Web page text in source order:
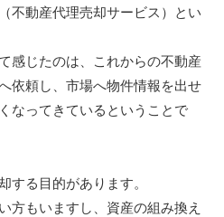
不動産代理売却サービス）とい
感じたのは、これからの不動産
依頼し、市場へ物件情報を出せ
なってきているということで
する目的があります。
方もいますし、資産の組み換え